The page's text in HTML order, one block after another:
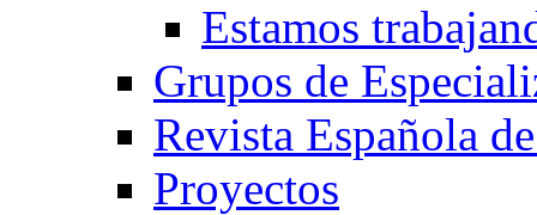
Estamos
Grupos de
Revista Española
Proyectos